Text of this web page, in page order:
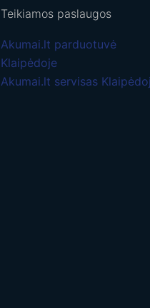
Teikiamos paslaugos
Akumai.lt parduotuvė
Klaipėdoje
Akumai.lt servisas